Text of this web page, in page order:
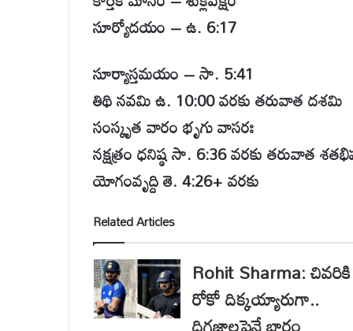
సూర్యోదయం – ఉ. 6:17
సూర్యాస్తమయం – సా. 5:41
తిథి నవమి ఉ. 10:00 వరకు తరువాత దశమి
సంస్కృత వారం భృగు వాసరః
నక్షత్రం ధనిష్ఠ సా. 6:36 వరకు తరువాత
యోగంవృద్ది తె. 4:26+ వరకు
Related Articles
Rohit Sharma: చివరికి
రోకో దిక్కయ్యారుగా..